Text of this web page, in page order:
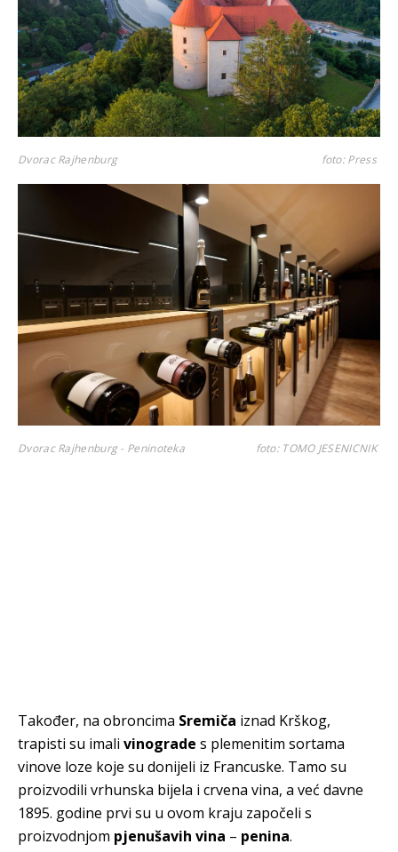
Dvorac Rajhenburg foto: Press
Dvorac Rajhenburg - Peninoteka foto: TOMO JESENICNIK
Također, na obroncima Sremiča iznad Krškog,
trapisti su imali vinograde s plemenitim sortama
vinove loze koje su donijeli iz Francuske. Tamo su
proizvodili vrhunska bijela i crvena vina, a već davne
1895. godine prvi su u ovom kraju započeli s
proizvodnjom pjenušavih vina – penina.